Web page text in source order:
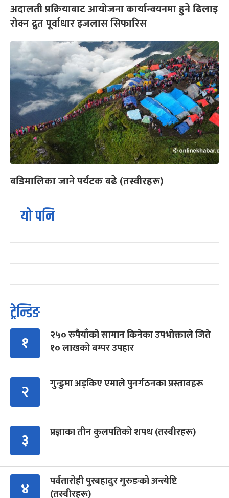
अदालती प्रक्रियाबाट आयोजना कार्यान्वयनमा हुने ढिलाइ
रोक्न द्रुत पूर्वाधार इजलास सिफारिस
बडिमालिका जाने पर्यटक बढे (तस्वीरहरू)
यो पनि
ट्रेन्डिङ
१
२५० रुपैयाँको सामान किनेका उपभोक्ताले जिते
१० लाखको बम्पर उपहार
२ गुन्डुमा अड्किए एमाले पुनर्गठनका प्रस्तावहरू
३ प्रज्ञाका तीन कुलपतिको शपथ (तस्वीरहरू)
४
पर्वतारोही पुरबहादुर गुरुङको अन्त्येष्टि
(तस्वीरहरू)